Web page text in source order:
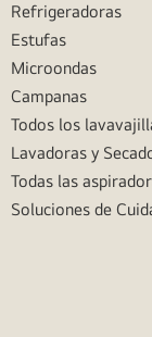
Refrigeradoras
Estufas
Microondas
Campanas
Todos los
Lavadoras y
Todas las
Soluciones de